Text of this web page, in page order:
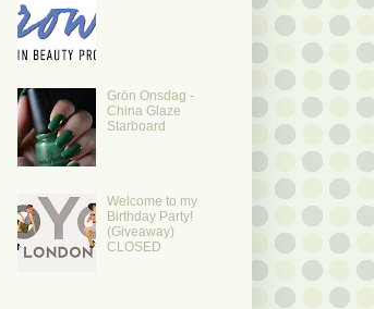
Grön Onsdag -
China Glaze
Starboard
Welcome to my
Birthday Party!
(Giveaway)
CLOSED